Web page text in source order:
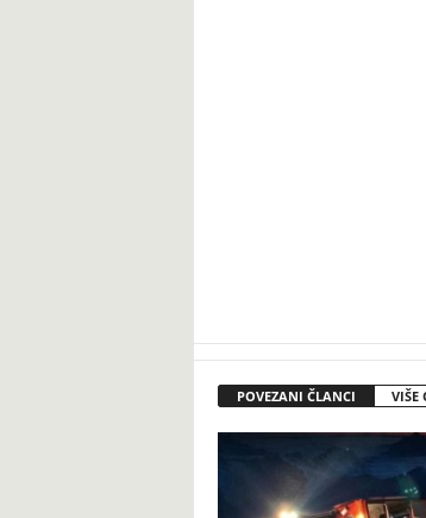
POVEZANI ČLANCI VIŠE